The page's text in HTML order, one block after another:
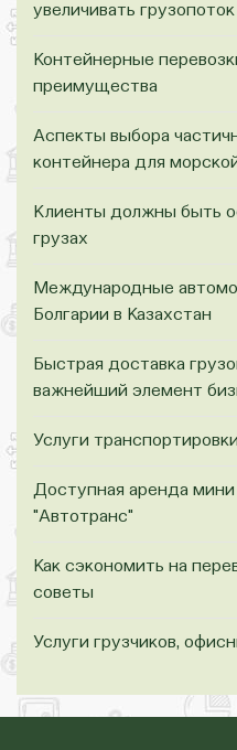
увеличивать грузопоток
Контейнерные
преимущества
Аспекты выбора
контейнера для
Клиенты должны быть
грузах
Международные
Болгарии в Казахстан
Быстрая доставка
важнейший элемент
Услуги
Доступная аренда
"Автотранс"
Как сэкономить на
советы
Услуги грузчиков,